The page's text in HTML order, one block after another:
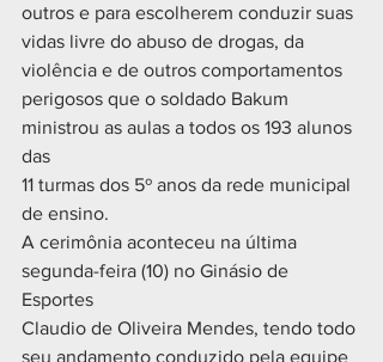
outros e para escolherem conduzir suas
vidas livre do abuso de drogas, da
violência e de outros comportamentos
perigosos que o soldado Bakum
ministrou as aulas a todos os 193 alunos
das
11 turmas dos 5º anos da rede municipal
de ensino.
A cerimônia aconteceu na última
segunda-feira (10) no Ginásio de
Esportes
Claudio de Oliveira Mendes, tendo todo
seu andamento conduzido pela equipe